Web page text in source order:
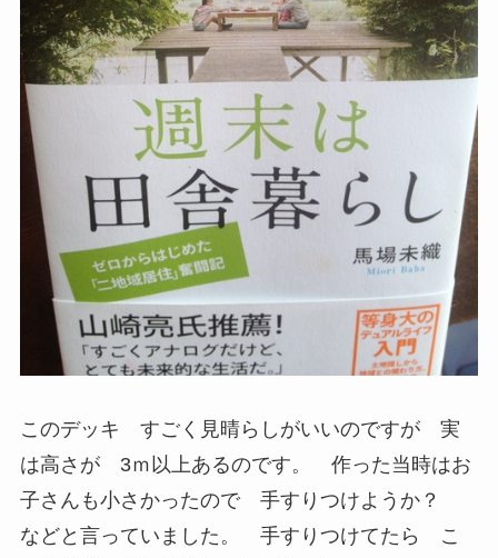
このデッキ すごく見晴らしがいいのですが 実
は高さが 3ｍ以上あるのです。 作った当時はお
子さんも小さかったので 手すりつけようか？
などと言っていました。 手すりつけてたら こ